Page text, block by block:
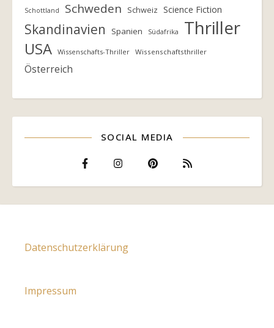
Schottland Schweden Schweiz Science Fiction
Skandinavien Spanien Südafrika Thriller
USA Wissenschafts-Thriller Wissenschaftsthriller
Österreich
SOCIAL MEDIA
Datenschutzerklärung
Impressum